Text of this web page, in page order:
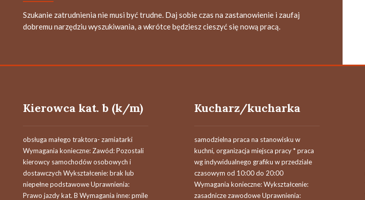
Szukanie zatrudnienia nie musi być trudne. Daj sobie czas na zastanowienie i zaufaj
dobremu narzędziu wyszukiwania, a wkrótce będziesz cieszyć się nową pracą.
Kierowca kat. b (k/m)
obsługa małego traktora- zamiatarki
Wymagania konieczne: Zawód: Pozostali
kierowcy samochodów osobowych i
dostawczych Wykształcenie: brak lub
niepełne podstawowe Uprawnienia:
Prawo jazdy kat. B Wymagania inne: pmile
Kucharz/kucharka
samodzielna praca na stanowisku w
kuchni, organizacja miejsca pracy * praca
wg indywidualnego grafiku w przedziale
czasowym od 10:00 do 20:00
Wymagania konieczne: Wykształcenie:
zasadnicze zawodowe Uprawnienia: